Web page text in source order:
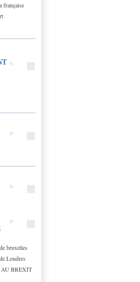
française
bruxelles
Londres
AU BREXIT